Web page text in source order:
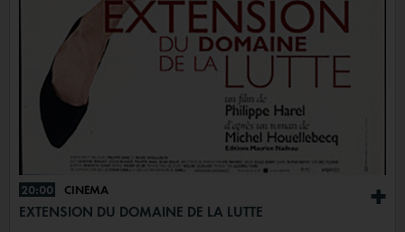
+
20:00 CINÉMA
EXTENSION DU DOMAINE DE LA LUTTE